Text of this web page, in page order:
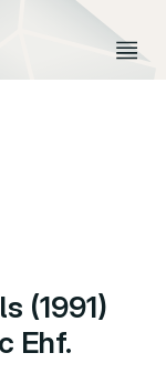
(1991)
Ehf.